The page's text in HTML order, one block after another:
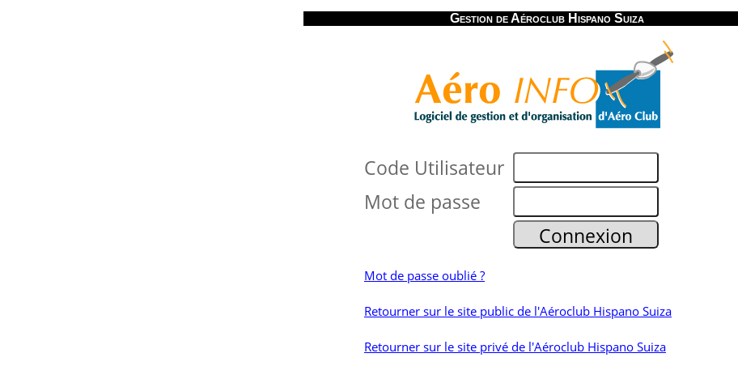
Gestion de Aéroclub Hispano Suiza
Code Utilisateur
Mot de passe
Mot de passe oublié ?
Retourner sur le site public de l'Aéroclub Hispano Suiza
Retourner sur le site privé de l'Aéroclub Hispano Suiza